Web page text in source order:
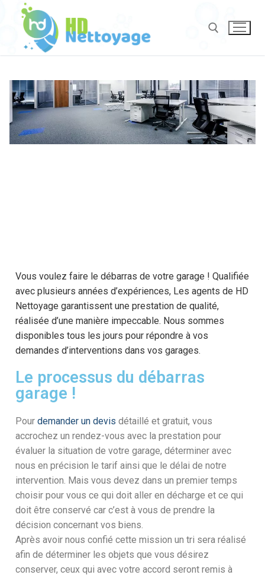
Vous voulez faire le débarras de votre garage ! Qualifiée
avec plusieurs années d’expériences, Les agents de HD
Nettoyage garantissent une prestation de qualité,
réalisée d’une manière impeccable. Nous sommes
disponibles tous les jours pour répondre à vos
demandes d’interventions dans vos garages.
Le processus du débarras
garage !
Pour demander un devis détaillé et gratuit, vous
accrochez un rendez-vous avec la prestation pour
évaluer la situation de votre garage, déterminer avec
nous en précision le tarif ainsi que le délai de notre
intervention. Mais vous devez dans un premier temps
choisir pour vous ce qui doit aller en décharge et ce qui
doit être conservé car c’est à vous de prendre la
décision concernant vos biens.
Après avoir nous confié cette mission un tri sera réalisé
afin de déterminer les objets que vous désirez
conserver, ceux qui avec votre accord seront remis à